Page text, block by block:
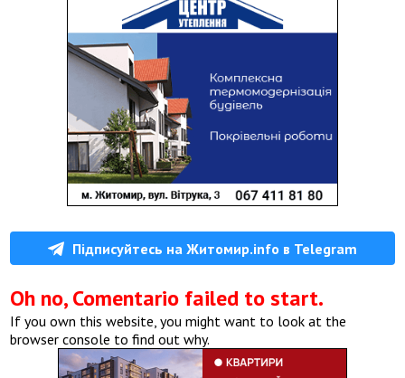
Підписуйтесь на Житомир.info в Telegram
Oh no, Comentario failed to start.
If you own this website, you might want to look at the
browser console to find out why.